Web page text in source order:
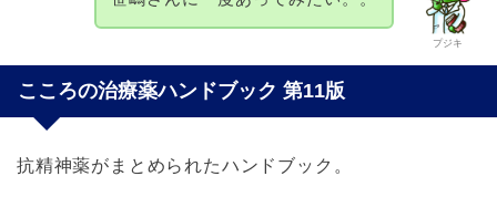
プジキ
こころの治療薬ハンドブック 第11版
抗精神薬がまとめられたハンドブック。